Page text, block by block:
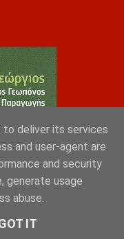
to deliver its services
and user-agent are
and security
generate usage
abuse.
IT